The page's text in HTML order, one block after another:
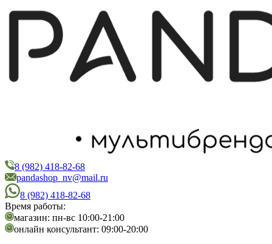
PandaShop
Интернет-магазин косметики
8 (982) 418-82-68
pandashop_nv@mail.ru
8 (982) 418-82-68
Время работы:
магазин: пн-вс 10:00-21:00
онлайн консультант: 09:00-20:00